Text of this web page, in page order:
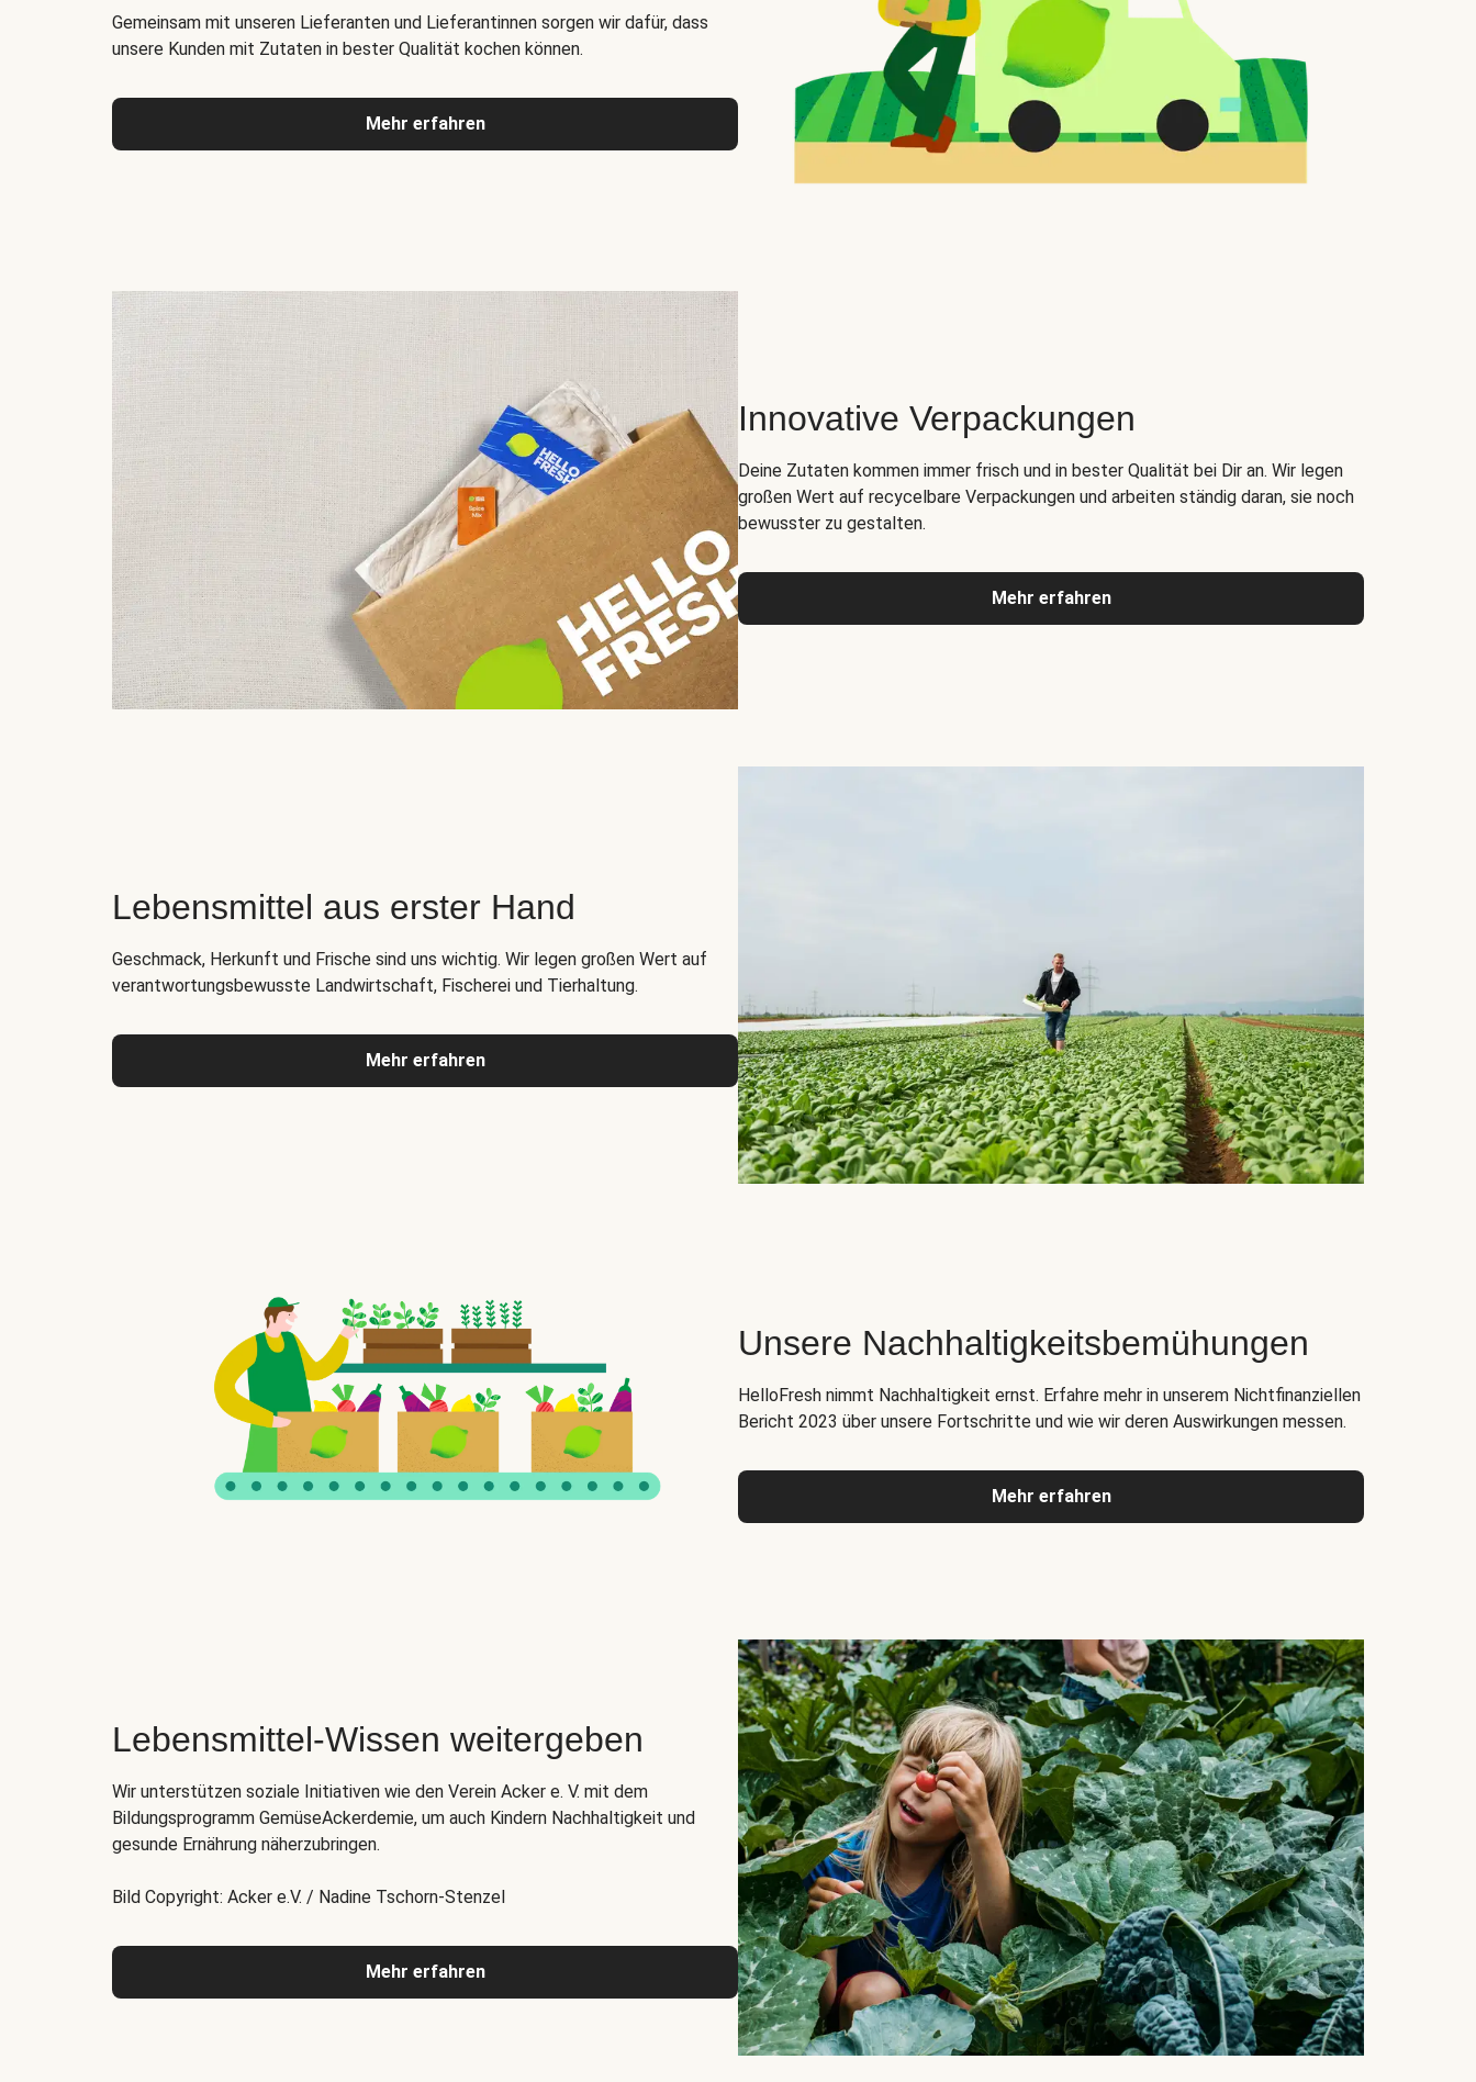
Gemeinsam mit unseren Lieferanten und Lieferantinnen sorgen wir dafür, dass
unsere Kunden mit Zutaten in bester Qualität kochen können.
Mehr erfahren
Innovative Verpackungen
Deine Zutaten kommen immer frisch und in bester Qualität bei Dir an. Wir legen
großen Wert auf recycelbare Verpackungen und arbeiten ständig daran, sie noch
bewusster zu gestalten.
Mehr erfahren
Lebensmittel aus erster Hand
Geschmack, Herkunft und Frische sind uns wichtig. Wir legen großen Wert auf
verantwortungsbewusste Landwirtschaft, Fischerei und Tierhaltung.
Mehr erfahren
Unsere Nachhaltigkeitsbemühungen
HelloFresh nimmt Nachhaltigkeit ernst. Erfahre mehr in unserem Nichtfinanziellen
Bericht 2023 über unsere Fortschritte und wie wir deren Auswirkungen messen.
Mehr erfahren
Lebensmittel-Wissen weitergeben
Wir unterstützen soziale Initiativen wie den Verein Acker e. V. mit dem
Bildungsprogramm GemüseAckerdemie, um auch Kindern Nachhaltigkeit und
gesunde Ernährung näherzubringen.
Bild Copyright: Acker e.V. / Nadine Tschorn-Stenzel
Mehr erfahren